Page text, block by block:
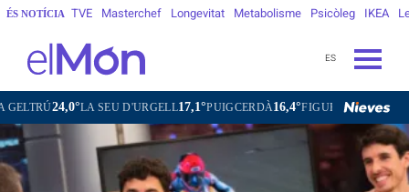
ÉS NOTÍCIA TVE Masterchef Longevitat Metabolisme Psicòleg IKEA
ES
SEU D'URGELL17,1°PUIGCERDÀ16,4°FIGUERES27,4°GANDESA24,0°